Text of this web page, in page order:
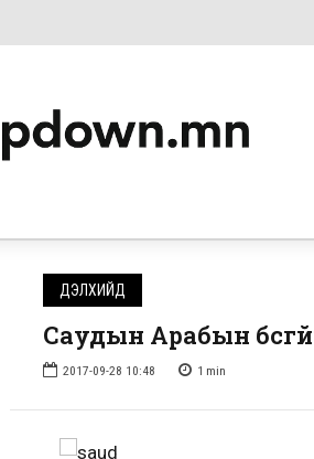
ДЭЛХИЙД
Саудын Арабын
2017-09-28 10:48 1 min